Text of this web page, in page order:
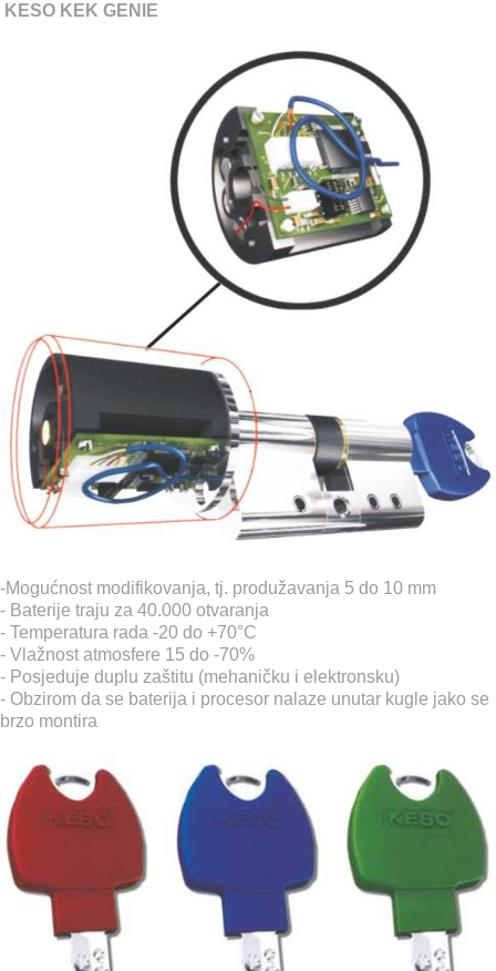
KESO KEK GENIE
-Mogućnost modifikovanja, tj. produžavanja 5 do 10 mm
- Baterije traju za 40.000 otvaranja
- Temperatura rada -20 do +70°C
- Vlažnost atmosfere 15 do -70%
- Posjeduje duplu zaštitu (mehaničku i elektronsku)
- Obzirom da se baterija i procesor nalaze unutar kugle jako se
brzo montira